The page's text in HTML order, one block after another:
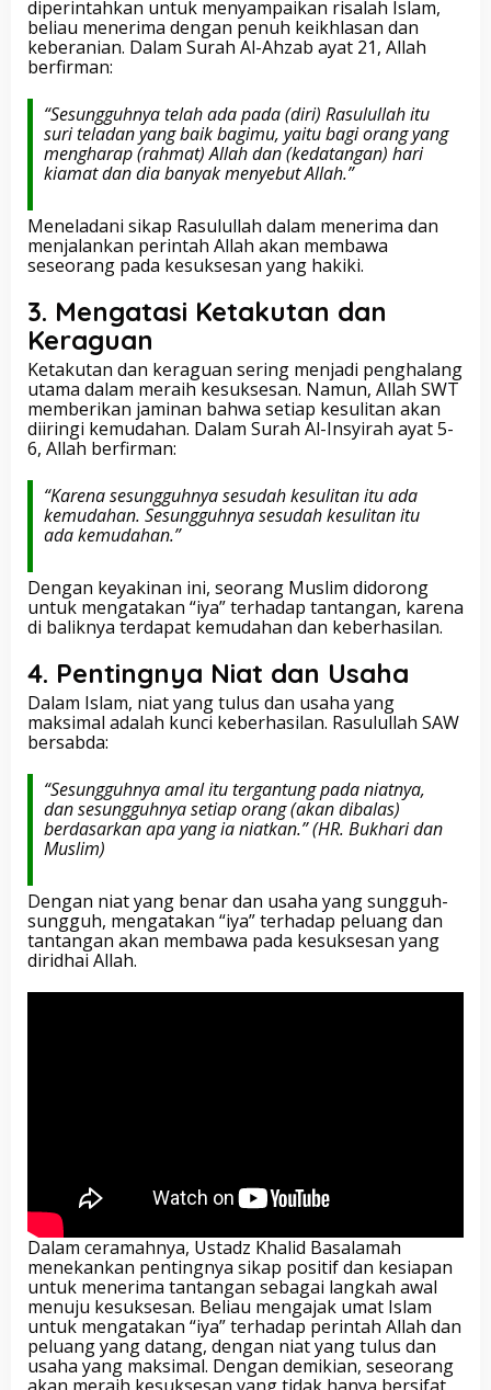
diperintahkan untuk menyampaikan risalah Islam,
beliau menerima dengan penuh keikhlasan dan
keberanian. Dalam Surah Al-Ahzab ayat 21, Allah
berfirman:
“Sesungguhnya telah ada pada (diri) Rasulullah itu
suri teladan yang baik bagimu, yaitu bagi orang yang
mengharap (rahmat) Allah dan (kedatangan) hari
kiamat dan dia banyak menyebut Allah.”
Meneladani sikap Rasulullah dalam menerima dan
menjalankan perintah Allah akan membawa
seseorang pada kesuksesan yang hakiki.
3. Mengatasi Ketakutan dan
Keraguan
Ketakutan dan keraguan sering menjadi penghalang
utama dalam meraih kesuksesan. Namun, Allah SWT
memberikan jaminan bahwa setiap kesulitan akan
diiringi kemudahan. Dalam Surah Al-Insyirah ayat 5-
6, Allah berfirman:
“Karena sesungguhnya sesudah kesulitan itu ada
kemudahan. Sesungguhnya sesudah kesulitan itu
ada kemudahan.”
Dengan keyakinan ini, seorang Muslim didorong
untuk mengatakan “iya” terhadap tantangan, karena
di baliknya terdapat kemudahan dan keberhasilan.
4. Pentingnya Niat dan Usaha
Dalam Islam, niat yang tulus dan usaha yang
maksimal adalah kunci keberhasilan. Rasulullah SAW
bersabda:
“Sesungguhnya amal itu tergantung pada niatnya,
dan sesungguhnya setiap orang (akan dibalas)
berdasarkan apa yang ia niatkan.” (HR. Bukhari dan
Muslim)
Dengan niat yang benar dan usaha yang sungguh-
sungguh, mengatakan “iya” terhadap peluang dan
tantangan akan membawa pada kesuksesan yang
diridhai Allah.
Dalam ceramahnya, Ustadz Khalid Basalamah
menekankan pentingnya sikap positif dan kesiapan
untuk menerima tantangan sebagai langkah awal
menuju kesuksesan. Beliau mengajak umat Islam
untuk mengatakan “iya” terhadap perintah Allah dan
peluang yang datang, dengan niat yang tulus dan
usaha yang maksimal. Dengan demikian, seseorang